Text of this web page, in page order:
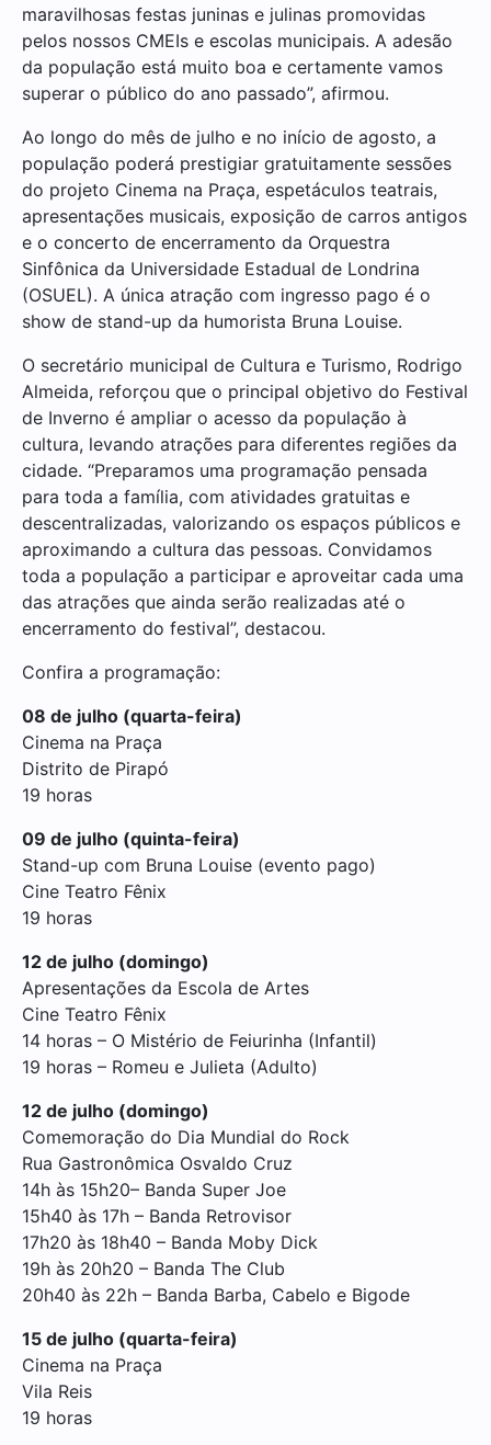
maravilhosas festas juninas e julinas promovidas
pelos nossos CMEIs e escolas municipais. A adesão
da população está muito boa e certamente vamos
superar o público do ano passado”, afirmou.
Ao longo do mês de julho e no início de agosto, a
população poderá prestigiar gratuitamente sessões
do projeto Cinema na Praça, espetáculos teatrais,
apresentações musicais, exposição de carros antigos
e o concerto de encerramento da Orquestra
Sinfônica da Universidade Estadual de Londrina
(OSUEL). A única atração com ingresso pago é o
show de stand-up da humorista Bruna Louise.
O secretário municipal de Cultura e Turismo, Rodrigo
Almeida, reforçou que o principal objetivo do Festival
de Inverno é ampliar o acesso da população à
cultura, levando atrações para diferentes regiões da
cidade. “Preparamos uma programação pensada
para toda a família, com atividades gratuitas e
descentralizadas, valorizando os espaços públicos e
aproximando a cultura das pessoas. Convidamos
toda a população a participar e aproveitar cada uma
das atrações que ainda serão realizadas até o
encerramento do festival”, destacou.
Confira a programação:
08 de julho (quarta-feira)
Cinema na Praça
Distrito de Pirapó
19 horas
09 de julho (quinta-feira)
Stand-up com Bruna Louise (evento pago)
Cine Teatro Fênix
19 horas
12 de julho (domingo)
Apresentações da Escola de Artes
Cine Teatro Fênix
14 horas – O Mistério de Feiurinha (Infantil)
19 horas – Romeu e Julieta (Adulto)
12 de julho (domingo)
Comemoração do Dia Mundial do Rock
Rua Gastronômica Osvaldo Cruz
14h às 15h20– Banda Super Joe
15h40 às 17h – Banda Retrovisor
17h20 às 18h40 – Banda Moby Dick
19h às 20h20 – Banda The Club
20h40 às 22h – Banda Barba, Cabelo e Bigode
15 de julho (quarta-feira)
Cinema na Praça
Vila Reis
19 horas